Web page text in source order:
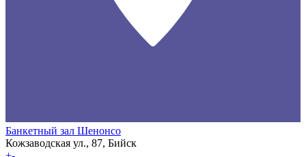
Банкетный зал Шенонсо
Кожзаводская ул., 87, Бийск